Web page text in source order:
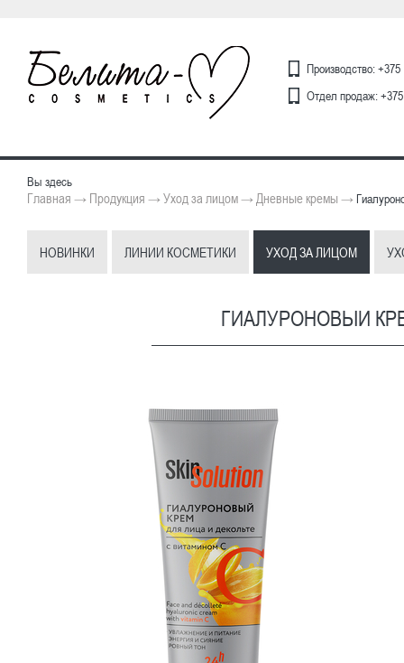
Производство:
Отдел продаж:
Вы здесь
Главная → Продукция →Уход за лицом→Дневные кремы →
НОВИНКИ ЛИНИИ КОСМЕТИКИ УХОД ЗА ЛИЦОМ
ГИАЛУРОНОВЫЙ